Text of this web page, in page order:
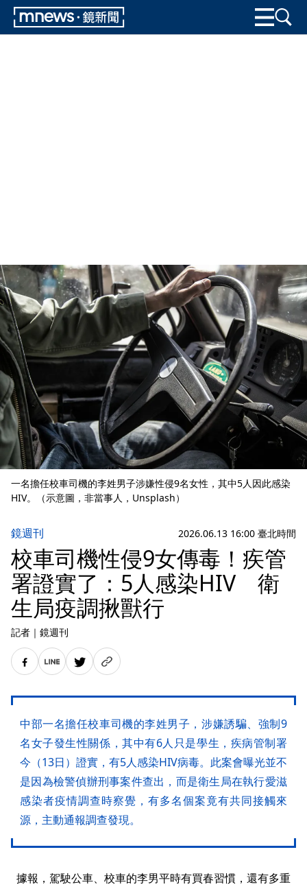
一名擔任校車司機的李姓男子涉嫌性侵9名女性，其中5人因此感染
HIV。（示意圖，非當事人，Unsplash）
鏡週刊 2026.06.13 16:00 臺北時間
校車司機性侵9女傳毒！疾管
署證實了：5人感染HIV 衛
生局疫調揪獸行
記者 ｜ 鏡週刊
中部一名擔任校車司機的李姓男子，涉嫌誘騙、強制9
名女子發生性關係，其中有6人只是學生，疾病管制署
今（13日）證實，有5人感染HIV病毒。此案會曝光並不
是因為檢警偵辦刑事案件查出，而是衛生局在執行愛滋
感染者疫情調查時察覺，有多名個案竟有共同接觸來
源，主動通報調查發現。
據報，駕駛公車、校車的李男平時有買春習慣，還有多重